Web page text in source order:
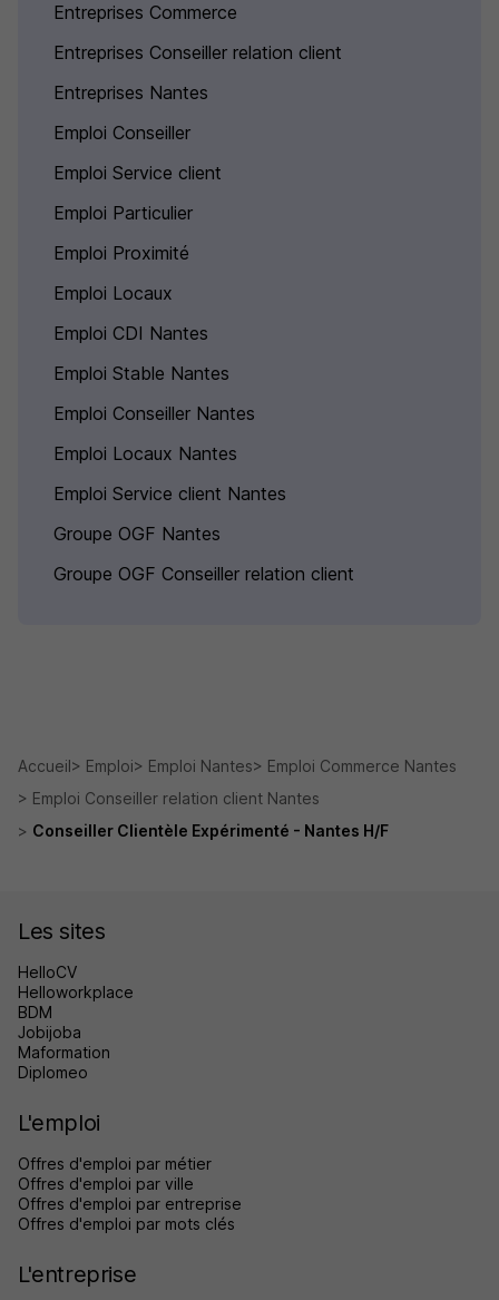
Entreprises Commerce
Entreprises Conseiller relation client
Entreprises Nantes
Emploi Conseiller
Emploi Service client
Emploi Particulier
Emploi Proximité
Emploi Locaux
Emploi CDI Nantes
Emploi Stable Nantes
Emploi Conseiller Nantes
Emploi Locaux Nantes
Emploi Service client Nantes
Groupe OGF Nantes
Groupe OGF Conseiller relation client
Accueil Emploi Emploi Nantes
Emploi Commerce Nantes
Emploi Conseiller relation client Nantes
Conseiller Clientèle Expérimenté - Nantes H/F
Les sites
HelloCV
Helloworkplace
BDM
Jobijoba
Maformation
Diplomeo
L'emploi
Offres d'emploi par métier
Offres d'emploi par ville
Offres d'emploi par entreprise
Offres d'emploi par mots clés
L'entreprise